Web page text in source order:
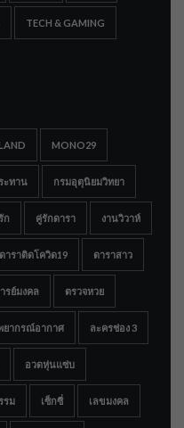
TECH & GAMING
MONO29
ะทาน กรมอุตุนิยมวิทยา
ก คู่รักดารา งานวิวาห์
ดาราติดโควิด19 ดาราสาว
รย์มงคล ตรวจหวย
ยากรณ์อากาศ ละครช่อง 3
อวดหุ่นแซ่บ
รม เซ็กซี่ เลขมงคล